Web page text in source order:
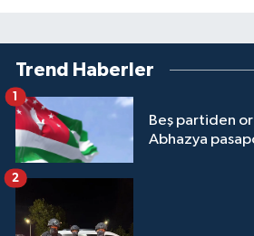
Trend Haberler
Beş partiden
Abhazya
1
2